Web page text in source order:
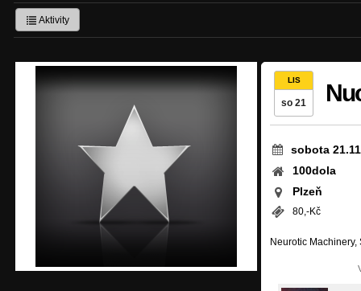
Aktivity
LIS
so 21
sobota
100dola
Plzeň
80,-Kč
Neurotic Machinery,